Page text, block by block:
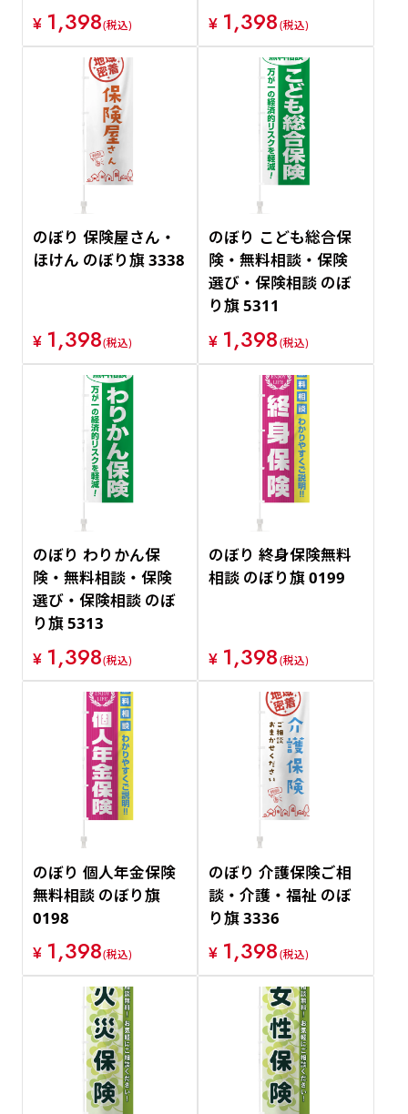
¥ 1,398(税込)
¥ 1,398(税込)
のぼり 保険屋さん・
ほけん のぼり旗 3338
¥ 1,398(税込)
のぼり こども総合保
険・無料相談・保険
選び・保険相談 のぼ
り旗 5311
¥ 1,398(税込)
のぼり わりかん保
険・無料相談・保険
選び・保険相談 のぼ
り旗 5313
¥ 1,398(税込)
のぼり 終身保険無料
相談 のぼり旗 0199
¥ 1,398(税込)
のぼり 個人年金保険
無料相談 のぼり旗
0198
¥ 1,398(税込)
のぼり 介護保険ご相
談・介護・福祉 のぼ
り旗 3336
¥ 1,398(税込)